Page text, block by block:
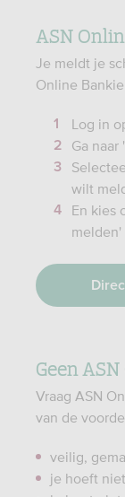
ASN
Je meldt je
Online
Log in
Ga naar
wilt
En kies
melden'
Geen
Vraag ASN
van de
veilig,
je hoeft